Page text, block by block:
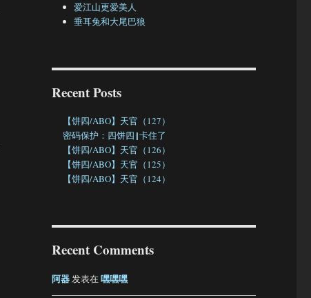
爱江山更爱美人
垂耳兔和大尾巴狼
Recent Posts
【饼四/ABO】天官（127）
密码保护：四饼四‖卡住了
【饼四/ABO】天官（126）
【饼四/ABO】天官（125）
【饼四/ABO】天官（124）
Recent Comments
阿器发表在嘿嘿嘿